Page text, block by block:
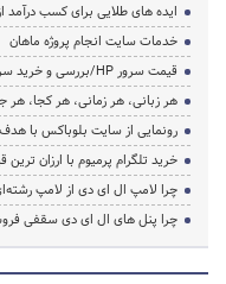
ایده های طلایی برای کسب درآمد
خدمات سایت انجام پروژه ماهان
قیمت سرور HP/بررسی و خرید سرور اچ پی
هر زبانی، هر زمانی، هر کجا، هر
رونمایی از سایت بلوباکس با
خرید تلگرام پرمیوم با ارزان ترین
چرا لامپ ال ای دی از لامپ
چرا پنل های ال ای دی سقفی